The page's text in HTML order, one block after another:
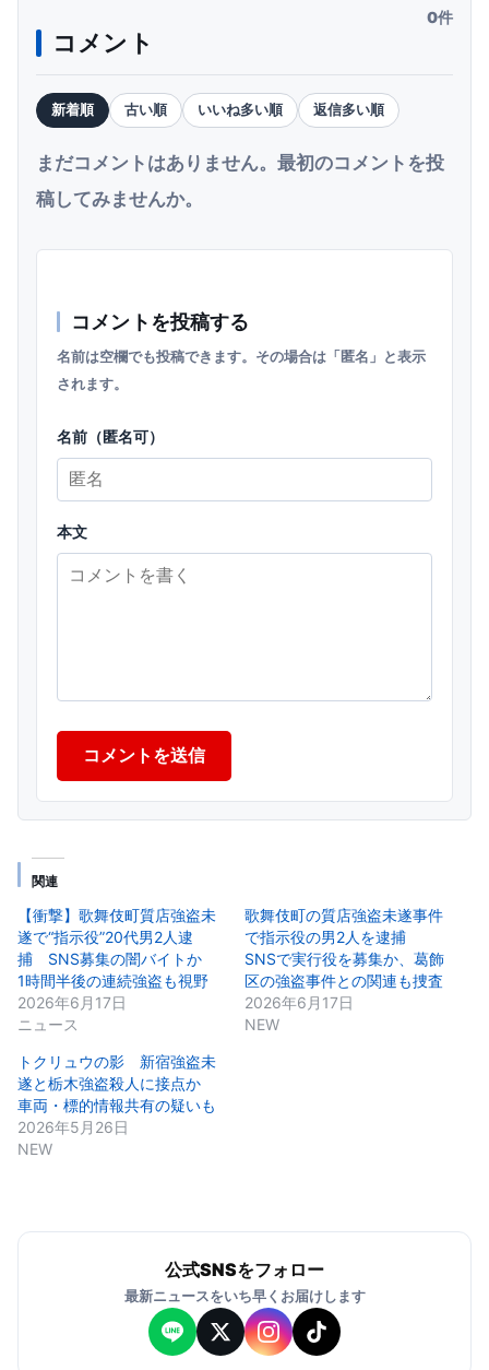
コメント
0件
新着順 古い順 いいね多い順 返信多い順
まだコメントはありません。最初のコメントを投
稿してみませんか。
コメントを投稿する
名前は空欄でも投稿できます。その場合は「匿名」と表示
されます。
名前（匿名可）
本文
コメントを送信
関連
【衝撃】歌舞伎町質店強盗未
遂で“指示役”20代男2人逮
捕 SNS募集の闇バイトか
1時間半後の連続強盗も視野
2026年6月17日
ニュース
歌舞伎町の質店強盗未遂事件
で指示役の男2人を逮捕
SNSで実行役を募集か、葛飾
区の強盗事件との関連も捜査
2026年6月17日
NEW
トクリュウの影 新宿強盗未
遂と栃木強盗殺人に接点か
車両・標的情報共有の疑いも
2026年5月26日
NEW
公式SNSをフォロー
最新ニュースをいち早くお届けします